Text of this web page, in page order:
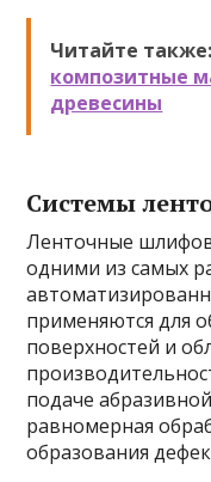
Читайте также:
композитные
древесины
Системы
Ленточные
одними из самых
применяются для
поверхностей и
подаче
равномерная
образования